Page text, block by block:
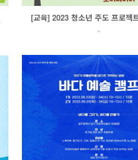
[교육] 2023 청소년 주도 프로젝
.